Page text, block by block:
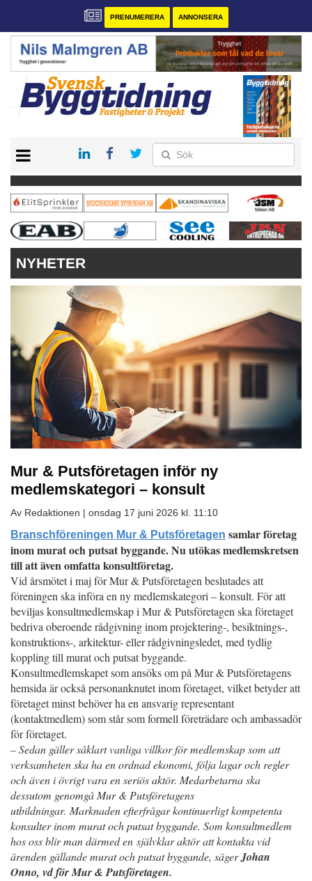
PRENUMERERA ANNONSERA
PRENUMERERA
VÅRA ANDRA MAGASIN
ANNONSERA
KONTAKT
NYHETER
Mur & Putsföretagen inför ny
medlemskategori – konsult
Av Redaktionen | onsdag 17 juni 2026 kl. 11:10
Branschföreningen Mur & Putsföretagen samlar företag
inom murat och putsat byggande. Nu utökas medlemskretsen
till att även omfatta konsultföretag.
Vid årsmötet i maj för Mur & Putsföretagen beslutades att
föreningen ska införa en ny medlemskategori – konsult. För att
beviljas konsultmedlemskap i Mur & Putsföretagen ska företaget
bedriva oberoende rådgivning inom projektering-, besiktnings-,
konstruktions-, arkitektur- eller rådgivningsledet, med tydlig
koppling till murat och putsat byggande.
Konsultmedlemskapet som ansöks om på Mur & Putsföretagens
hemsida är också personanknutet inom företaget, vilket betyder att
företaget minst behöver ha en ansvarig representant
(kontaktmedlem) som står som formell företrädare och ambassadör
för företaget.
– Sedan gäller såklart vanliga villkor för medlemskap som att
verksamheten ska ha en ordnad ekonomi, följa lagar och regler
och även i övrigt vara en seriös aktör. Medarbetarna ska
dessutom genomgå Mur & Putsföretagens
utbildningar. Marknaden efterfrågar kontinuerligt kompetenta
konsulter inom murat och putsat byggande. Som konsultmedlem
hos oss blir man därmed en självklar aktör att kontakta vid
ärenden gällande murat och putsat byggande, sägerJohan
Onno, vd för Mur & Putsföretagen.